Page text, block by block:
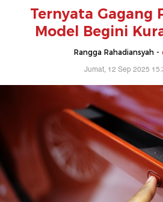
Ternyata Gagang
Model Begini
Rangga Rahadiansyah -
Jumat, 12 Sep 2025